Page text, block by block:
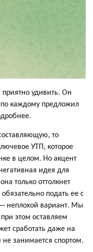
удивить. Он
каждому предложил
то
УТП, которое
в целом. Но акцент
идея для
только оттолкнет
подать ее с
неплохой вариант. Мы
этом оставляем
сработать даже на
занимается спортом.